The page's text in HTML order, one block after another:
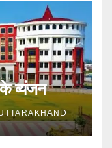
व्यंजन